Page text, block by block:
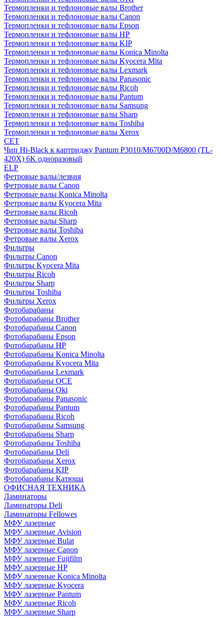
Термопленки и тефлоновые валы Brother
Термопленки и тефлоновые валы Canon
Термопленки и тефлоновые валы Epson
Термопленки и тефлоновые валы HP
Термопленки и тефлоновые валы KIP
Термопленки и тефлоновые валы Konica Minolta
Термопленки и тефлоновые валы Kyocera Mita
Термопленки и тефлоновые валы Lexmark
Термопленки и тефлоновые валы Panasonic
Термопленки и тефлоновые валы Ricoh
Термопленки и тефлоновые валы Pantum
Термопленки и тефлоновые валы Samsung
Термопленки и тефлоновые валы Sharp
Термопленки и тефлоновые валы Toshiba
Термопленки и тефлоновые валы Xerox
CET
Чип Hi-Black к картриджу Pantum P3010/M6700D/M6800 (TL-
420X) 6K одноразовый
ELP
Фетровые валы/лезвия
Фетровые валы Canon
Фетровые валы Konica Minolta
Фетровые валы Kyocera Mita
Фетровые валы Ricoh
Фетровые валы Sharp
Фетровые валы Toshiba
Фетровые валы Xerox
Фильтры
Фильтры Canon
Фильтры Kyocera Mita
Фильтры Ricoh
Фильтры Sharp
Фильтры Toshiba
Фильтры Xerox
Фотобарабаны
Фотобарабаны Brother
Фотобарабаны Canon
Фотобарабаны Epson
Фотобарабаны HP
Фотобарабаны Konica Minolta
Фотобарабаны Kyocera Mita
Фотобарабаны Lexmark
Фотобарабаны OCE
Фотобарабаны Oki
Фотобарабаны Panasonic
Фотобарабаны Pantum
Фотобарабаны Ricoh
Фотобарабаны Samsung
Фотобарабаны Sharp
Фотобарабаны Toshiba
Фотобарабаны Deli
Фотобарабаны Xerox
Фотобарабаны KIP
Фотобарабаны Катюша
ОФИСНАЯ ТЕХНИКА
Ламинаторы
Ламинаторы Deli
Ламинаторы Fellowes
МФУ лазерные
МФУ лазерные Avision
МФУ лазерные Bulat
МФУ лазерные Canon
МФУ лазерные Fujifilm
МФУ лазерные HP
МФУ лазерные Konica Minolta
МФУ лазерные Kyocera
МФУ лазерные Pantum
МФУ лазерные Ricoh
МФУ лазерные Sharp